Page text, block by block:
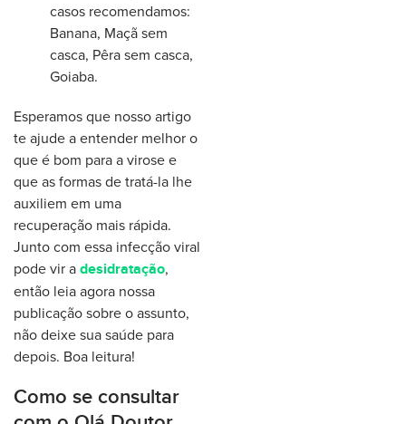
casos recomendamos:
Banana, Maçã sem
casca, Pêra sem casca,
Goiaba.
Esperamos que nosso artigo
te ajude a entender melhor o
que é bom para a virose e
que as formas de tratá-la lhe
auxiliem em uma
recuperação mais rápida.
Junto com essa infecção viral
pode vir a desidratação,
então leia agora nossa
publicação sobre o assunto,
não deixe sua saúde para
depois. Boa leitura!
Como se consultar